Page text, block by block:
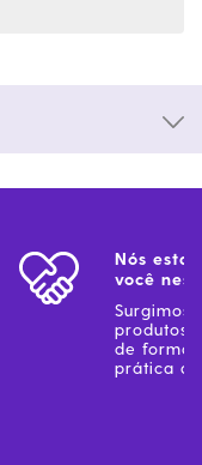
Nós
você
Surgimos
produtos
de forma
prática